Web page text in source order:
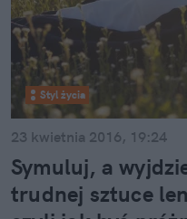
Styl życia
23 kwietnia 2016, 19:24
Symuluj, a
trudnej sztuce